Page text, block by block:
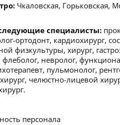
Чкаловская, Горьковская,
специалисты:
ортодонт, кардиохирург,
физкультуры, хирург,
невролог,
пульмонолог,
челюстно-лицевой
персонала